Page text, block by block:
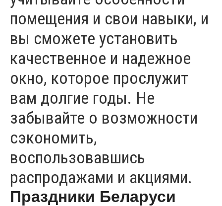
помещения и свои навыки, и
вы сможете установить
качественное и надежное
окно, которое прослужит
вам долгие годы. Не
забывайте о возможности
сэкономить,
воспользовавшись
распродажами и акциями.
Праздники Беларуси